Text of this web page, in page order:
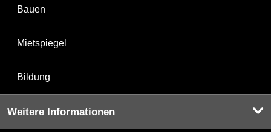
Bauen
Mietspiegel
Bildung
Weitere Informationen